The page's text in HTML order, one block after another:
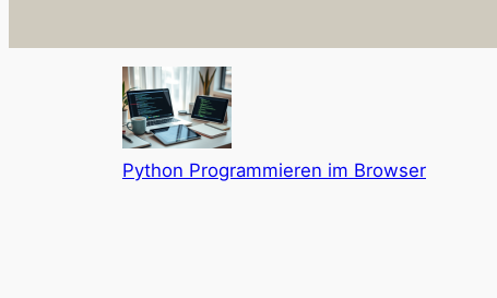
Python Programmieren im Browser